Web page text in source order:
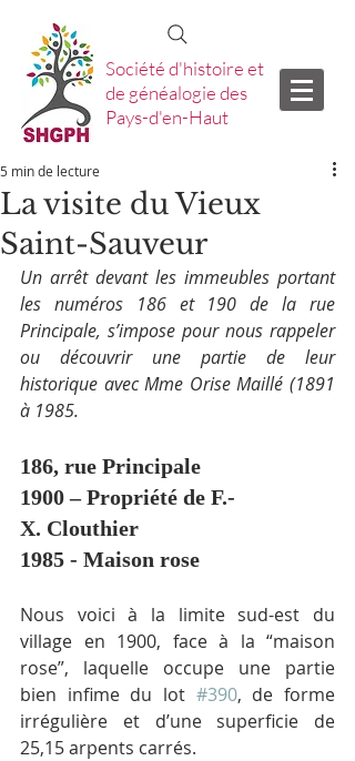
Société d'histoire et
de généalogie des
Pays-d'en-Haut
La visite du Vieux
Saint-Sauveur
5 min de lecture
Un arrêt devant les immeubles portant
les numéros 186 et 190 de la rue
Principale, s’impose pour nous rappeler
ou découvrir une partie de leur
historique avec Mme Orise Maillé (1891
à 1985.
186, rue Principale
1900 – Propriété de F.-
X. Clouthier
1985 - Maison rose
Nous voici à la limite sud-est du
village en 1900, face à la “maison
rose”, laquelle occupe une partie
bien infime du lot #390, de forme
irrégulière et d’une superficie de
25,15 arpents carrés.